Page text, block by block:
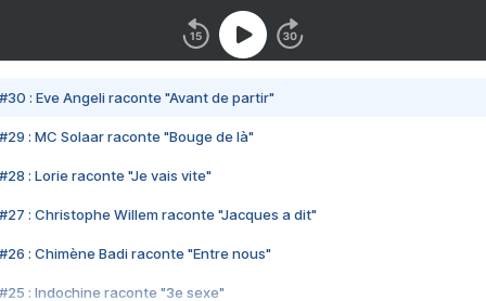
#30 : Eve Angeli raconte "Avant de partir"
#29 : MC Solaar raconte "Bouge de là"
#28 : Lorie raconte "Je vais vite"
#27 : Christophe Willem raconte "Jacques a dit"
#26 : Chimène Badi raconte "Entre nous"
#25 : Indochine raconte "3e sexe"